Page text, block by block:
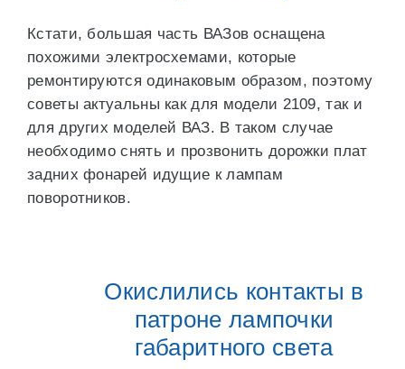
Кстати, большая часть ВАЗов оснащена
похожими электросхемами, которые
ремонтируются одинаковым образом, поэтому
советы актуальны как для модели 2109, так и
для других моделей ВАЗ. В таком случае
необходимо снять и прозвонить дорожки плат
задних фонарей идущие к лампам
поворотников.
Окислились контакты в
патроне лампочки
габаритного света